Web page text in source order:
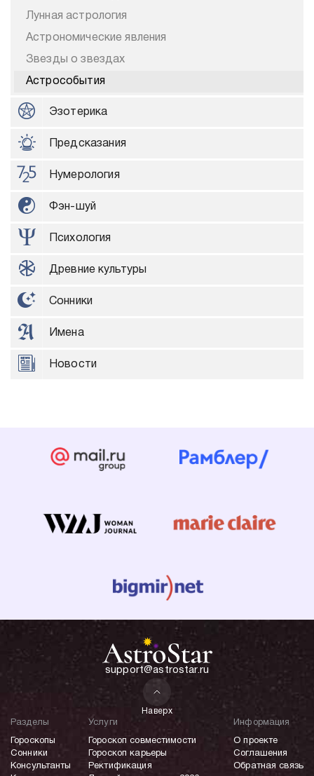
Лунная астрология
Астрономические явления
Звезды о звездах
Астрособытия
Эзотерика
Предсказания
Нумерология
Фэн-шуй
Психология
Древние культуры
Сонники
Имена
Новости
support@astrostar.ru
Наверх
Разделы
Гороскопы
Сонники
Консультанты
Услуги
Гороскоп совместимости
Гороскоп карьеры
Ректификация
Информация
О проекте
Соглашения
Обратная связь